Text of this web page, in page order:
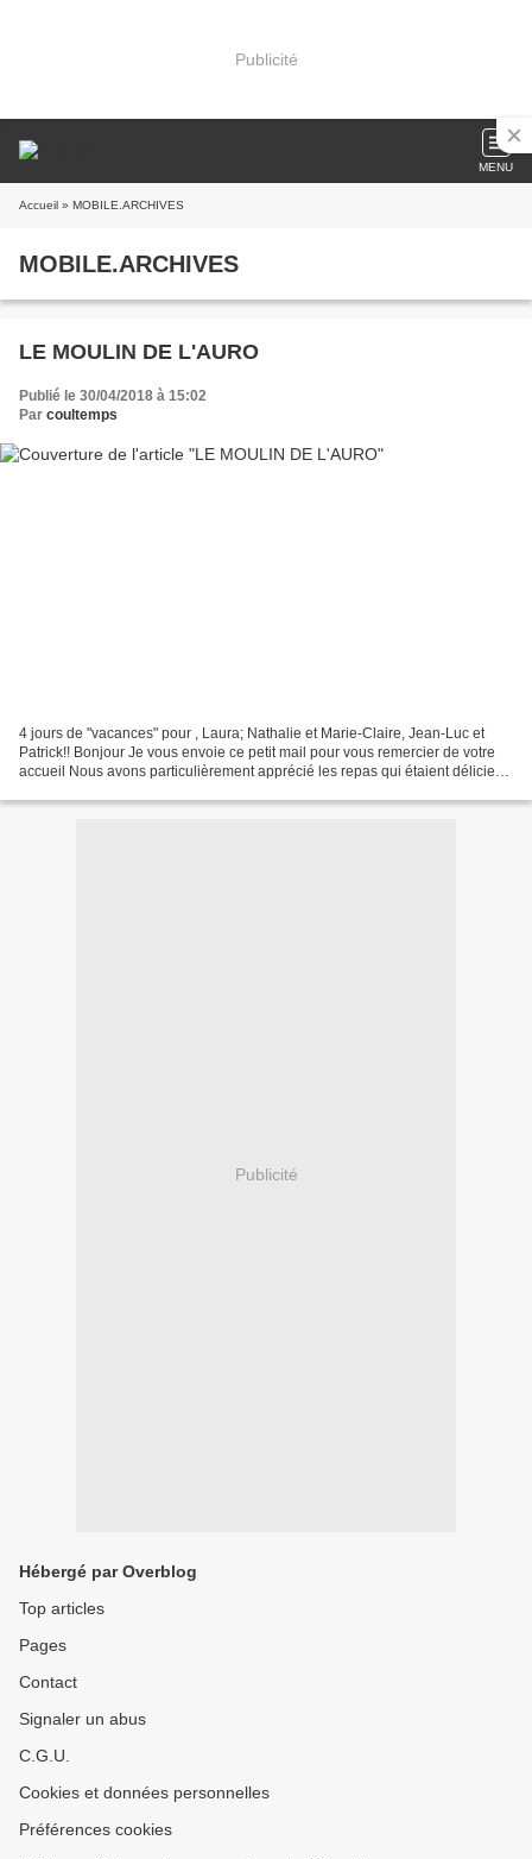
Publicité
MENU
Accueil » MOBILE.ARCHIVES
MOBILE.ARCHIVES
LE MOULIN DE L'AURO
Publié le 30/04/2018 à 15:02
Par coultemps
4 jours de "vacances" pour , Laura; Nathalie et Marie-Claire, Jean-Luc et
Patrick!! Bonjour Je vous envoie ce petit mail pour vous remercier de votre
accueil Nous avons particulièrement apprécié les repas qui étaient délicieux
Publicité
Hébergé par Overblog
Top articles
Pages
Contact
Signaler un abus
C.G.U.
Cookies et données personnelles
Préférences cookies